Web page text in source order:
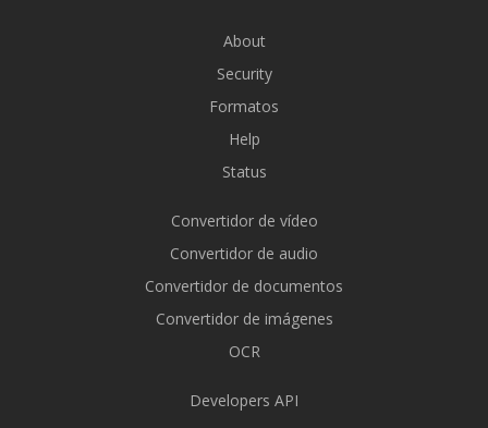
About
Security
Formatos
Help
Status
Convertidor de vídeo
Convertidor de audio
Convertidor de documentos
Convertidor de imágenes
OCR
Developers API